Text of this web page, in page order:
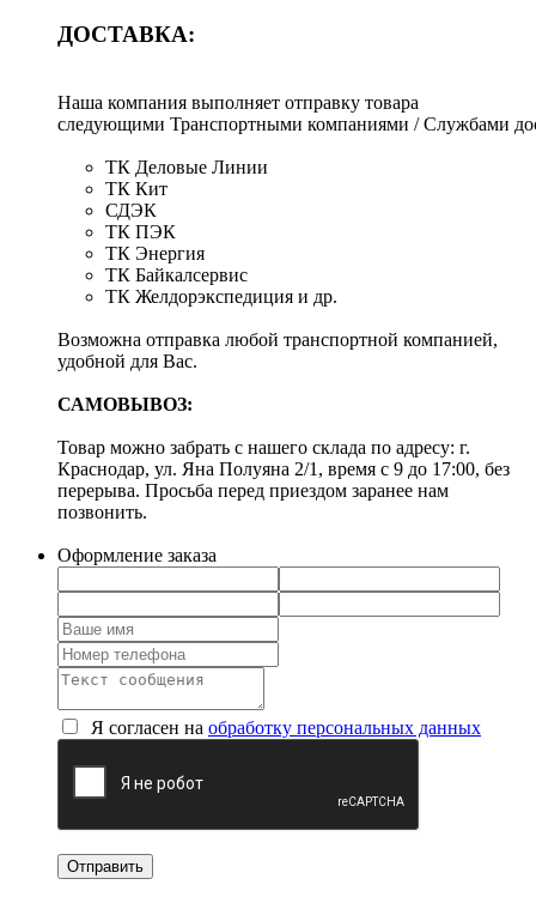
ДОСТАВКА:
Наша компания выполняет отправку товара
следующими Транспортными компаниями / Службами
ТК Деловые Линии
ТК Кит
СДЭК
ТК ПЭК
ТК Энергия
ТК Байкалсервис
ТК Желдорэкспедиция и др.
Возможна отправка любой транспортной компанией,
удобной для Вас.
САМОВЫВОЗ:
Товар можно забрать с нашего склада по адресу: г.
Краснодар, ул. Яна Полуяна 2/1, время с 9 до 17:00, без
перерыва. Просьба перед приездом заранее нам
позвонить.
Оформление заказа
Я согласен на обработку персональных данных